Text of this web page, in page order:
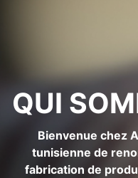
QUI
Bienvenue chez
tunisienne de
fabrication de